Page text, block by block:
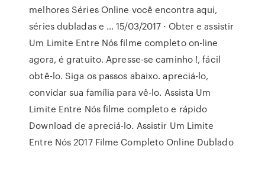
melhores Séries Online você encontra aqui,
séries dubladas e … 15/03/2017 · Obter e assistir
Um Limite Entre Nós filme completo on-line
agora, é gratuito. Apresse-se caminho !, fácil
obtê-lo. Siga os passos abaixo. apreciá-lo,
convidar sua família para vê-lo. Assista Um
Limite Entre Nós filme completo e rápido
Download de apreciá-lo. Assistir Um Limite
Entre Nós 2017 Filme Completo Online Dublado